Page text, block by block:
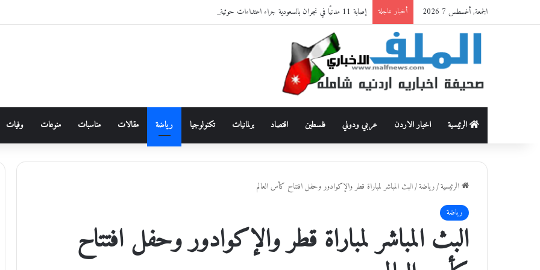
الجمعة, أغسطس 7 2026 أخبار عاجلة إصابة 11 مدنيًا في نجران بالسعودية جراء اعتداءات حوثية
الرئيسية اخبار الاردن عربي ودولي فلسطين اقتصاد برلمانيات تكنولوجيا رياضة مقالات مناسبات منوعات وفيات
الرئيسية/رياضة/البث المباشر لمباراة قطر والإكوادور وحفل افتتاح كأس العالم
رياضة
البث المباشر لمباراة قطر والإكوادور وحفل افتتاح